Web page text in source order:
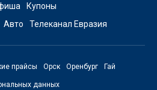
Купоны
Авто Телеканал Евразия
прайсы Орск Оренбург Гай
данных